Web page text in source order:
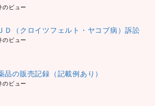
のビュー
Ｄ（クロイツフェルト・ヤコブ病）訴訟
のビュー
品の販売記録（記載例あり）
のビュー